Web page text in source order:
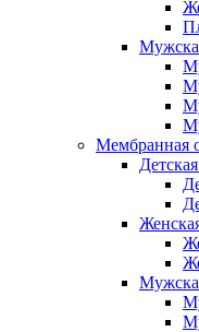
Мембранная